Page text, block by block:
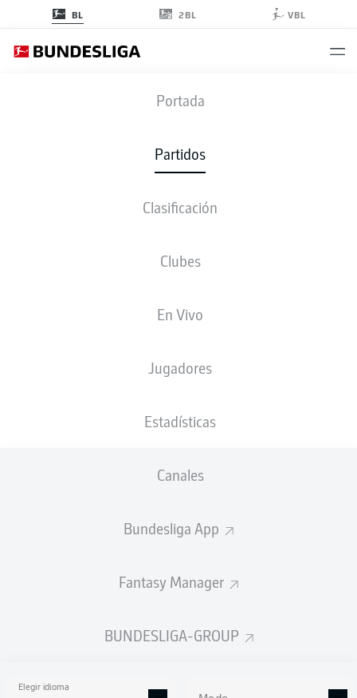
BL 2BL VBL
Portada
Partidos
Clasificación
Clubes
En Vivo
Jugadores
Estadísticas
Canales
Bundesliga App
Fantasy Manager
BUNDESLIGA-GROUP
Elegir idioma
SVD - FCB
2 5
ALINEACIONES ESTADÍSTICAS
Tobias Kempe
Bartol Franjić